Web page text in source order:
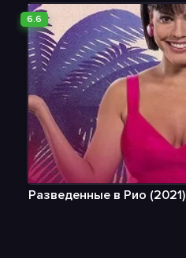
6.6
Разведенные в Рио (2021)